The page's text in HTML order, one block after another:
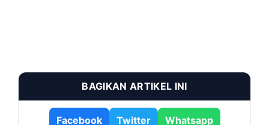
BAGIKAN ARTIKEL INI
Facebook Twitter Whatsapp